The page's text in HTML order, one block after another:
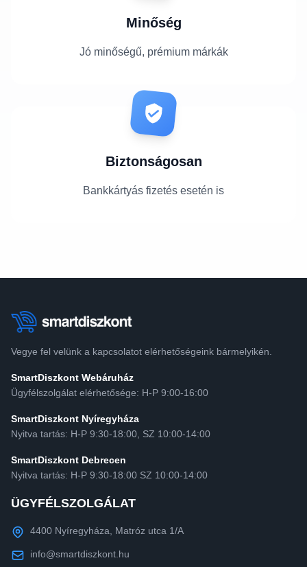
Minőség
Jó minőségű, prémium márkák
Biztonságosan
Bankkártyás fizetés esetén is
Vegye fel velünk a kapcsolatot elérhetőségeink bármelyikén.
SmartDiszkont Webáruház
Ügyfélszolgálat elérhetősége: H-P 9:00-16:00
SmartDiszkont Nyíregyháza
Nyitva tartás: H-P 9:30-18:00, SZ 10:00-14:00
SmartDiszkont Debrecen
Nyitva tartás: H-P 9:30-18:00 SZ 10:00-14:00
ÜGYFÉLSZOLGÁLAT
4400 Nyíregyháza, Matróz utca 1/A
info@smartdiszkont.hu